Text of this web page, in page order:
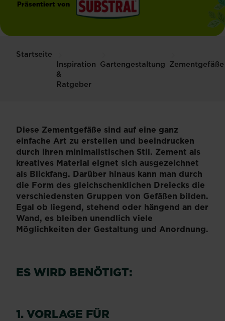
Präsentiert von
Startseite
Inspiration
&
Ratgeber
Gartengestaltung Zementgefäße
Diese Zementgefäße sind auf eine ganz
einfache Art zu erstellen und beeindrucken
durch ihren minimalistischen Stil. Zement als
kreatives Material eignet sich ausgezeichnet
als Blickfang. Darüber hinaus kann man durch
die Form des gleichschenklichen Dreiecks die
verschiedensten Gruppen von Gefäßen bilden.
Egal ob liegend, stehend oder hängend an der
Wand, es bleiben unendlich viele
Möglichkeiten der Gestaltung und Anordnung.
ES WIRD BENÖTIGT:
1. VORLAGE FÜR